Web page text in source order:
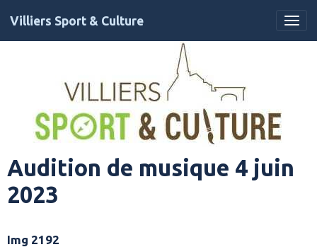
Villiers Sport & Culture
Audition de musique 4 juin
2023
Img 2192